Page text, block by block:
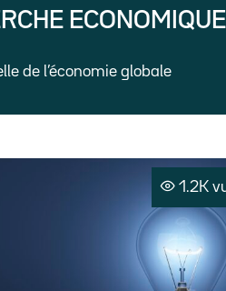
de l’économie globale
1.2K